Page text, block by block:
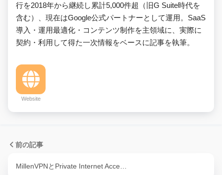
行を2018年から継続し累計5,000件超（旧G Suite時代を
含む）、現在はGoogle公式パートナーとして運用。SaaS
導入・運用最適化・コンテンツ制作を主領域に、実際に
契約・利用して得た一次情報をベースに記事を執筆。
Website
前の記事
MillenVPNとPrivate Internet Acce…